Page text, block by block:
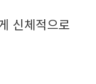
신체적으로